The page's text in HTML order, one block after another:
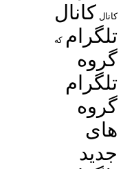
کانال کانال
تلگرام که
گروه
تلگرام
گروه
های
جدید